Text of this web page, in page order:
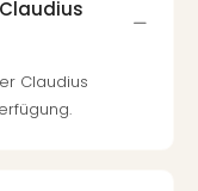
Claudius